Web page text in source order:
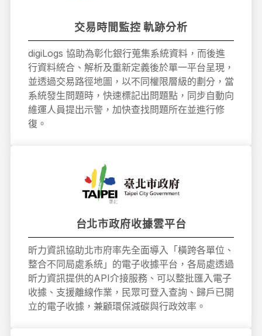
交易時間監控 軌跡分析
digiLogs 協助為彰化銀行蒐集系統資料，而後進
行資料統合、解析及重新定義後於單一平台呈現，
並透過交易路徑地圖，以不同權限層級的劃分，當
系統發生問題時，快速標記出問題點，同步自動向
維運人員提出示警，加快查找問題所在並進行修
復。
台北市政府收據雲平台
昕力資訊協助北市府率先全面導入「橫跨各單位、
整合不同局處系統」的電子收據平台，各局處透過
昕力資訊提供的API介接服務、可以整批匯入電子
收據、支援離線作業，民眾可登入查詢、歸戶已開
立的電子收據，兼顧環保減碳與行政效率。